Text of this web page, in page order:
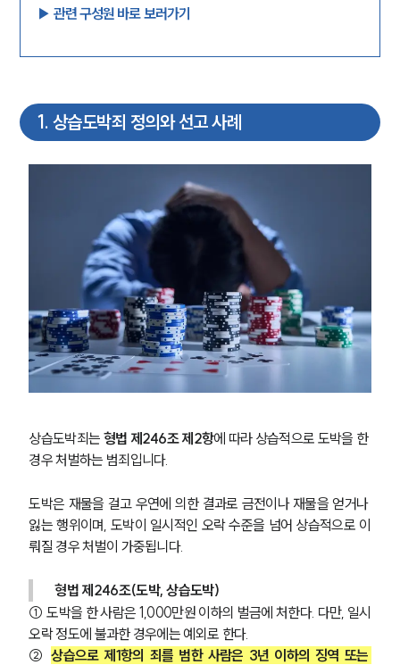
▶︎ 관련 구성원 바로 보러가기
1. 상습도박죄 정의와 선고 사례
상습도박죄는 형법 제246조 제2항에 따라 상습적으로 도박을 한
경우 처벌하는 범죄입니다.
도박은 재물을 걸고 우연에 의한 결과로 금전이나 재물을 얻거나
잃는 행위이며, 도박이 일시적인 오락 수준을 넘어 상습적으로 이
뤄질 경우 처벌이 가중됩니다.
형법 제246조(도박, 상습도박)
① 도박을 한 사람은 1,000만원 이하의 벌금에 처한다. 다만, 일시
오락 정도에 불과한 경우에는 예외로 한다.
② 상습으로 제1항의 죄를 범한 사람은 3년 이하의 징역 또는